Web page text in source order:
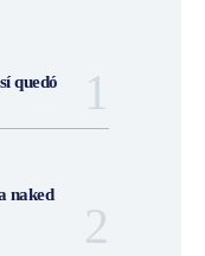
quedó
naked